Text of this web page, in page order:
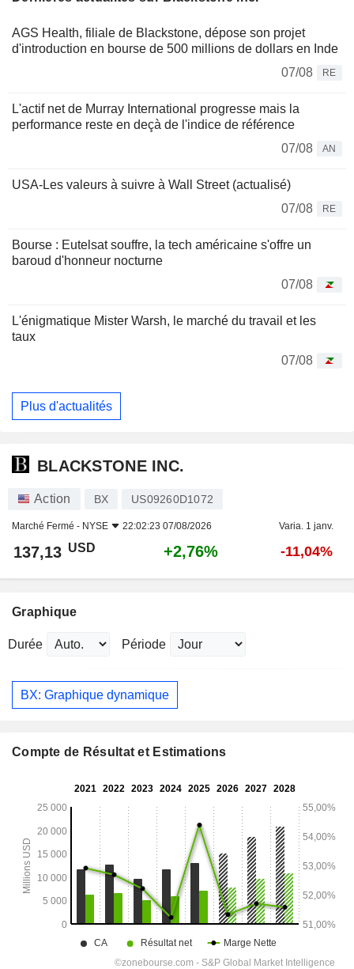
AGS Health, filiale de Blackstone, dépose son projet
d'introduction en bourse de 500 millions de dollars en Inde
07/08
RE
L'actif net de Murray International progresse mais la
performance reste en deçà de l'indice de référence
07/08
AN
USA-Les valeurs à suivre à Wall Street (actualisé)
07/08
RE
Bourse : Eutelsat souffre, la tech américaine s'offre un
baroud d'honneur nocturne
07/08
L'énigmatique Mister Warsh, le marché du travail et les
taux
07/08
Plus d'actualités
BLACKSTONE INC.
Action BX US09260D1072
Marché Fermé - NYSE 22:02:23 07/08/2026 Varia. 1 janv.
137,13 USD +2,76% -11,04%
Graphique
Durée Période
BX: Graphique dynamique
Compte de Résultat et Estimations